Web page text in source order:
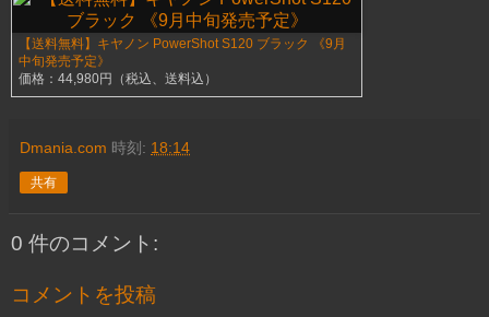
【送料無料】キヤノン PowerShot S120 ブラック 《9月
中旬発売予定》
価格：44,980円（税込、送料込）
Dmania.com 時刻: 18:14
共有
0 件のコメント:
コメントを投稿